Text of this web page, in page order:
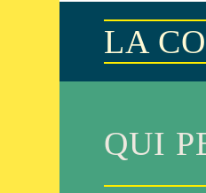
LA
QUI